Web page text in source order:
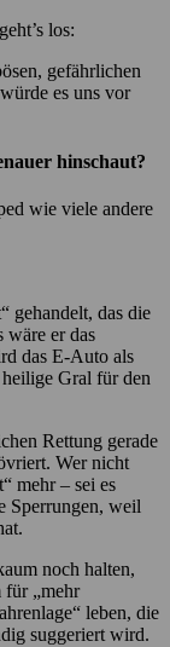
los:
gefährlichen
es uns vor
hinschaut?
wie viele andere
gehandelt, das die
wäre er das
das E-Auto als
Gral für den
Rettung gerade
Wer nicht
mehr – sei es
Sperrungen, weil
noch halten,
für „mehr
leben, die
suggeriert wird.